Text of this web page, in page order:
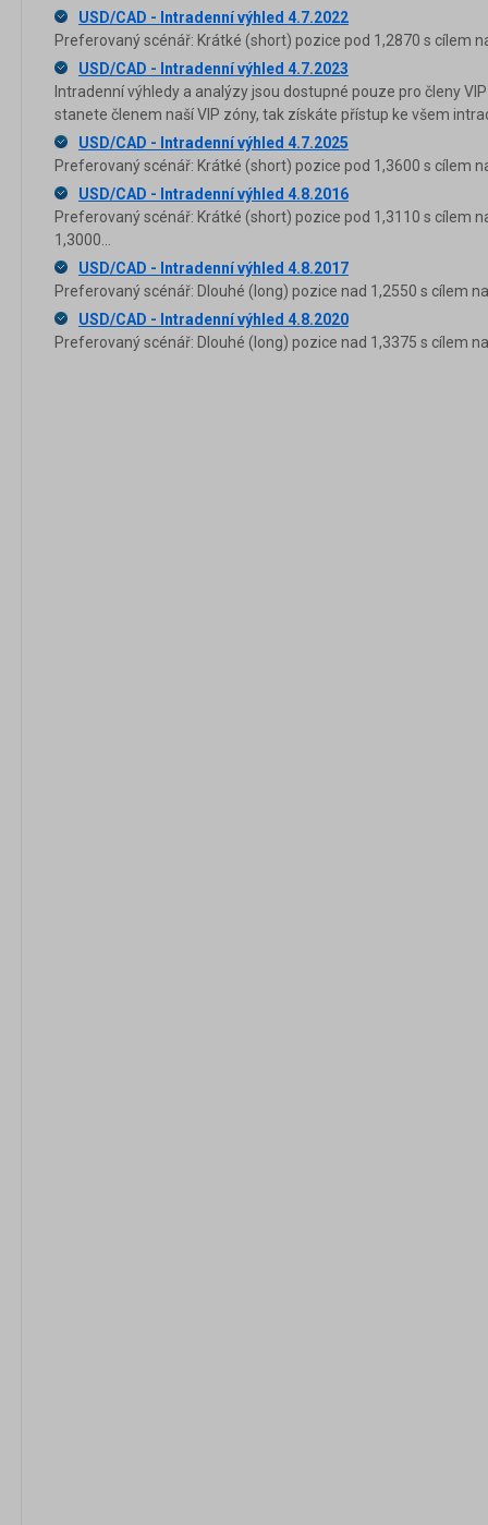
USD/CAD - Intradenní výhled 4.7.2022
Preferovaný scénář: Krátké (short) pozice pod 1,2870 s cílem
USD/CAD - Intradenní výhled 4.7.2023
Intradenní výhledy a analýzy jsou dostupné pouze pro členy
stanete členem naší VIP zóny, tak získáte přístup ke všem
USD/CAD - Intradenní výhled 4.7.2025
Preferovaný scénář: Krátké (short) pozice pod 1,3600 s cílem
USD/CAD - Intradenní výhled 4.8.2016
Preferovaný scénář: Krátké (short) pozice pod 1,3110 s cílem
1,3000...
USD/CAD - Intradenní výhled 4.8.2017
Preferovaný scénář: Dlouhé (long) pozice nad 1,2550 s cílem
USD/CAD - Intradenní výhled 4.8.2020
Preferovaný scénář: Dlouhé (long) pozice nad 1,3375 s cílem